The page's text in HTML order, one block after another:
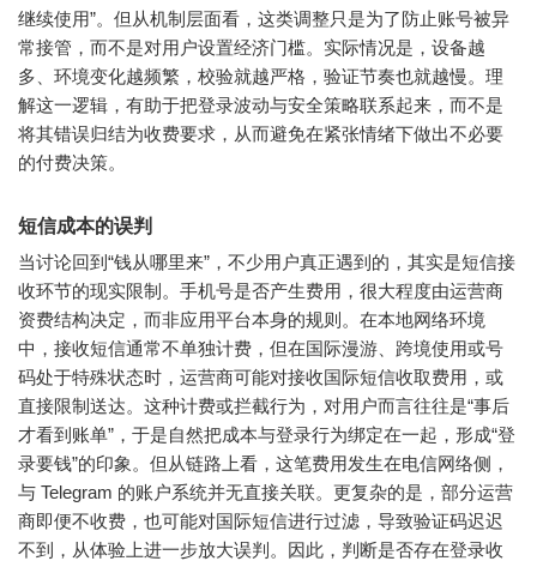
继续使用”。但从机制层面看，这类调整只是为了防止账号被异
常接管，而不是对用户设置经济门槛。实际情况是，设备越
多、环境变化越频繁，校验就越严格，验证节奏也就越慢。理
解这一逻辑，有助于把登录波动与安全策略联系起来，而不是
将其错误归结为收费要求，从而避免在紧张情绪下做出不必要
的付费决策。
短信成本的误判
当讨论回到“钱从哪里来”，不少用户真正遇到的，其实是短信接
收环节的现实限制。手机号是否产生费用，很大程度由运营商
资费结构决定，而非应用平台本身的规则。在本地网络环境
中，接收短信通常不单独计费，但在国际漫游、跨境使用或号
码处于特殊状态时，运营商可能对接收国际短信收取费用，或
直接限制送达。这种计费或拦截行为，对用户而言往往是“事后
才看到账单”，于是自然把成本与登录行为绑定在一起，形成“登
录要钱”的印象。但从链路上看，这笔费用发生在电信网络侧，
与 Telegram 的账户系统并无直接关联。更复杂的是，部分运营
商即便不收费，也可能对国际短信进行过滤，导致验证码迟迟
不到，从体验上进一步放大误判。因此，判断是否存在登录收